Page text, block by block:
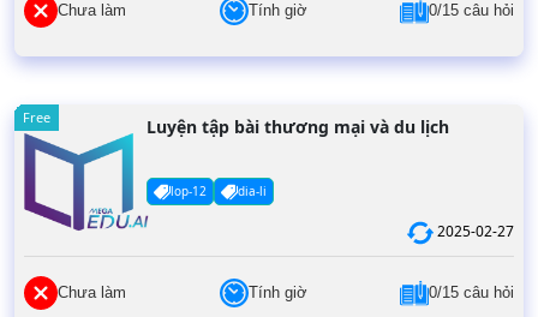
Chưa làm Tính giờ 0/15 câu hỏi
Free Luyện tập bài thương mại và du lịch
lop-12 dia-li
2025-02-27
Chưa làm Tính giờ 0/15 câu hỏi